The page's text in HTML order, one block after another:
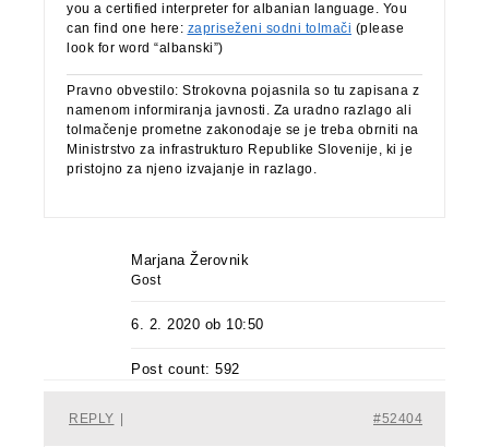
you a certified interpreter for albanian language. You
can find one here: zapriseženi sodni tolmači (please
look for word “albanski”)
Pravno obvestilo: Strokovna pojasnila so tu zapisana z
namenom informiranja javnosti. Za uradno razlago ali
tolmačenje prometne zakonodaje se je treba obrniti na
Ministrstvo za infrastrukturo Republike Slovenije, ki je
pristojno za njeno izvajanje in razlago.
Marjana Žerovnik
Gost
6. 2. 2020 ob 10:50
Post count: 592
#52404
REPLY